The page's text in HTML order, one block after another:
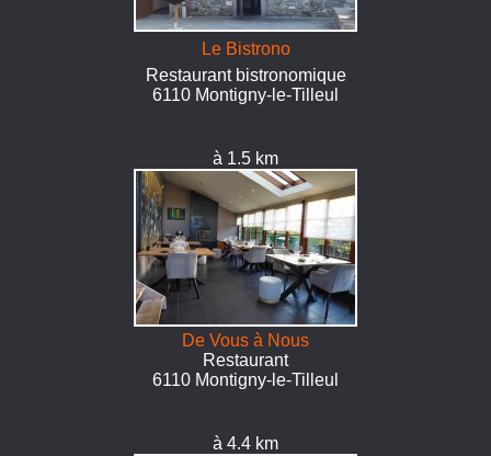
Le Bistrono
Restaurant bistronomique
6110 Montigny-le-Tilleul
à 1.5 km
De Vous à Nous
Restaurant
6110 Montigny-le-Tilleul
à 4.4 km